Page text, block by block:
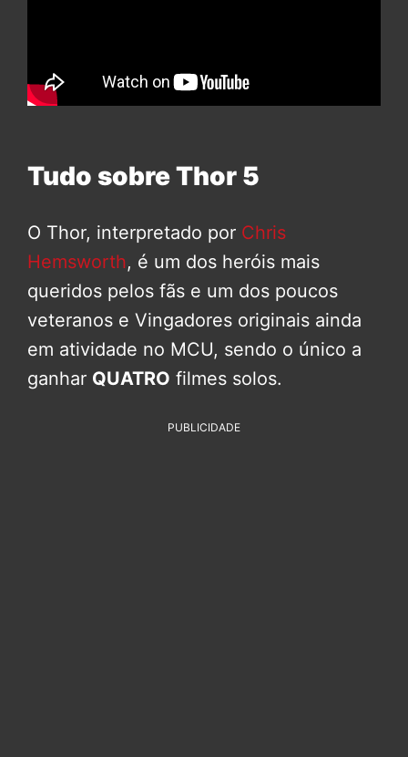
Tudo sobre Thor 5
O Thor, interpretado por Chris
Hemsworth, é um dos heróis mais
queridos pelos fãs e um dos poucos
veteranos e Vingadores originais ainda
em atividade no MCU, sendo o único a
ganhar QUATRO filmes solos.
PUBLICIDADE